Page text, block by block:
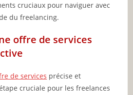
cruciaux pour naviguer avec
du freelancing.
offre de services
de services précise et
cruciale pour les freelances